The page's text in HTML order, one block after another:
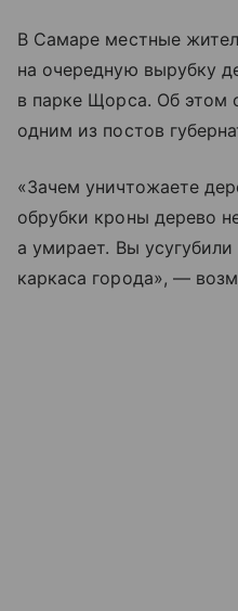
В Самаре местные
на очередную вырубку
в парке Щорса. Об этом
одним из постов
«Зачем уничтожаете
обрубки кроны дерево
а умирает. Вы
каркаса города», —